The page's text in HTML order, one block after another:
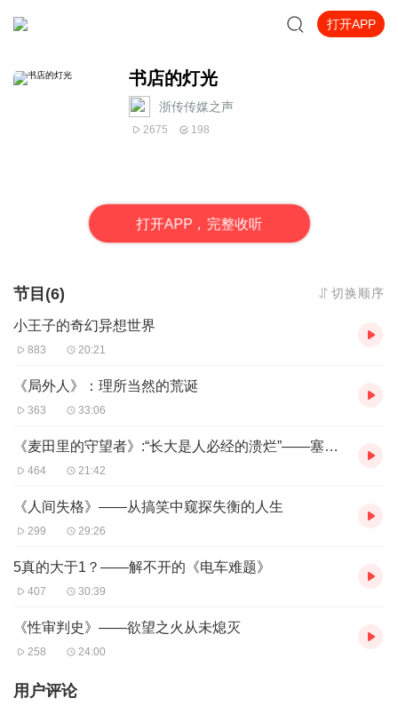
打开APP
书店的灯光
浙传传媒之声
2675 198
打开APP，完整收听
节目(6) 切换顺序
小王子的奇幻异想世界
883 20:21
《局外人》：理所当然的荒诞
363 33:06
《麦田里的守望者》:“长大是人必经的溃烂”——塞林格与它心目中的麦田守望者
464 21:42
《人间失格》——从搞笑中窥探失衡的人生
299 29:26
5真的大于1？——解不开的《电车难题》
407 30:39
《性审判史》——欲望之火从未熄灭
258 24:00
用户评论